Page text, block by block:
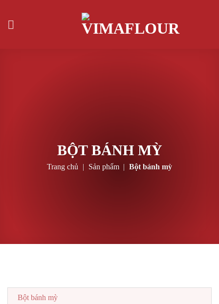
content
BỘT BÁNH MỲ
Trang chủ | Sản phẩm | Bột bánh mỳ
Bột bánh mỳ